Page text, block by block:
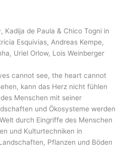
Kadija de Paula & Chico Togni in
Esquivias, Andreas Kempe,
Uriel Orlow, Lois Weinberger
cannot see, the heart cannot
kann das Herz nicht fühlen
Menschen mit seiner
und Ökosysteme werden
durch Eingriffe des Menschen
und Kulturtechniken in
Pflanzen und Böden